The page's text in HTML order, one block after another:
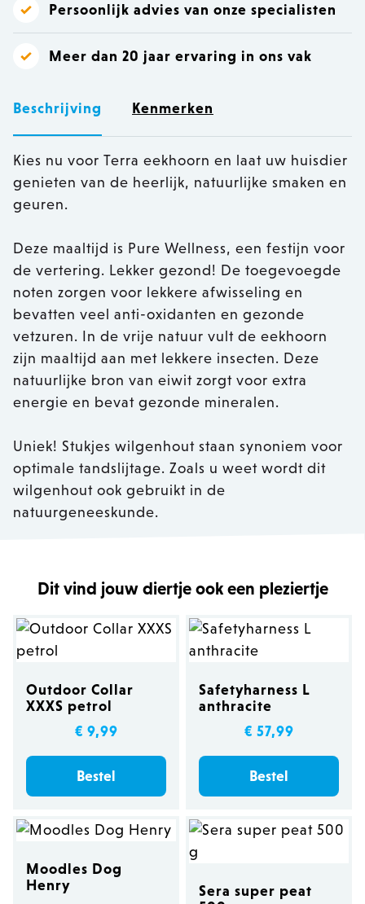
Persoonlijk advies van onze specialisten
Meer dan 20 jaar ervaring in ons vak
Beschrijving Kenmerken
Kies nu voor Terra eekhoorn en laat uw huisdier
genieten van de heerlijk, natuurlijke smaken en
geuren.
Deze maaltijd is Pure Wellness, een festijn voor
de vertering. Lekker gezond! De toegevoegde
noten zorgen voor lekkere afwisseling en
bevatten veel anti-oxidanten en gezonde
vetzuren. In de vrije natuur vult de eekhoorn
zijn maaltijd aan met lekkere insecten. Deze
natuurlijke bron van eiwit zorgt voor extra
energie en bevat gezonde mineralen.
Uniek! Stukjes wilgenhout staan synoniem voor
optimale tandslijtage. Zoals u weet wordt dit
wilgenhout ook gebruikt in de
natuurgeneeskunde.
Dit vind jouw diertje ook een pleziertje
Outdoor Collar
XXXS petrol
€ 9,99
Bestel
Safetyharness L
anthracite
€ 57,99
Bestel
Moodles Dog
Henry
Sera super peat